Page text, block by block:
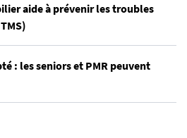
aide à prévenir les troubles
: les seniors et PMR peuvent